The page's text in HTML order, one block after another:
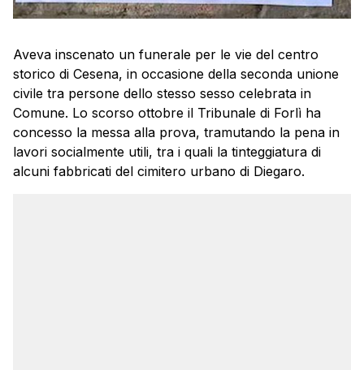
Aveva inscenato un funerale per le vie del centro
storico di Cesena, in occasione della seconda unione
civile tra persone dello stesso sesso celebrata in
Comune. Lo scorso ottobre il Tribunale di Forlì ha
concesso la messa alla prova, tramutando la pena in
lavori socialmente utili, tra i quali la tinteggiatura di
alcuni fabbricati del cimitero urbano di Diegaro.